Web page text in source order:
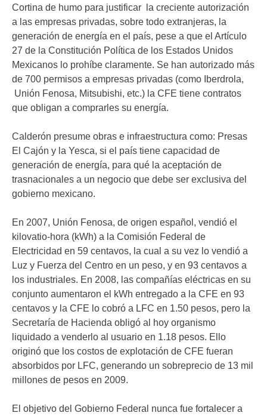
Cortina de humo para justificar la creciente autorización
a las empresas privadas, sobre todo extranjeras, la
generación de energía en el país, pese a que el Artículo
27 de la Constitución Política de los Estados Unidos
Mexicanos lo prohíbe claramente. Se han autorizado más
de 700 permisos a empresas privadas (como Iberdrola,
Unión Fenosa, Mitsubishi, etc.) la CFE tiene contratos
que obligan a comprarles su energía.
Calderón presume obras e infraestructura como: Presas
El Cajón y la Yesca, si el país tiene capacidad de
generación de energía, para qué la aceptación de
trasnacionales a un negocio que debe ser exclusiva del
gobierno mexicano.
En 2007, Unión Fenosa, de origen español, vendió el
kilovatio-hora (kWh) a la Comisión Federal de
Electricidad en 59 centavos, la cual a su vez lo vendió a
Luz y Fuerza del Centro en un peso, y en 93 centavos a
los industriales. En 2008, las compañías eléctricas en su
conjunto aumentaron el kWh entregado a la CFE en 93
centavos y la CFE lo cobró a LFC en 1.50 pesos, pero la
Secretaría de Hacienda obligó al hoy organismo
liquidado a venderlo al usuario en 1.18 pesos. Ello
originó que los costos de explotación de CFE fueran
absorbidos por LFC, generando un sobreprecio de 13 mil
millones de pesos en 2009.
El objetivo del Gobierno Federal nunca fue fortalecer a